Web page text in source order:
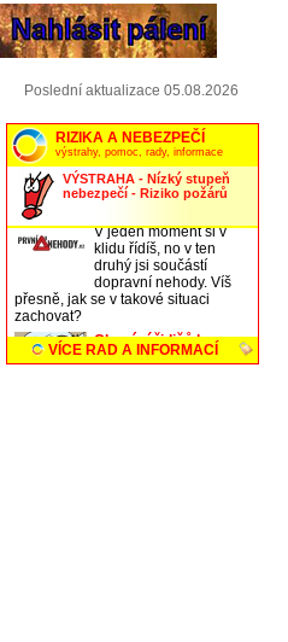
Poslední aktualizace 05.08.2026